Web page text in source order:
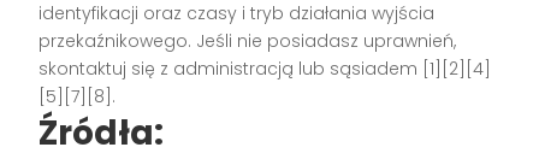
identyfikacji oraz czasy i tryb działania wyjścia
przekaźnikowego. Jeśli nie posiadasz uprawnień,
skontaktuj się z administracją lub sąsiadem [1][2][4]
[5][7][8].
Źródła: